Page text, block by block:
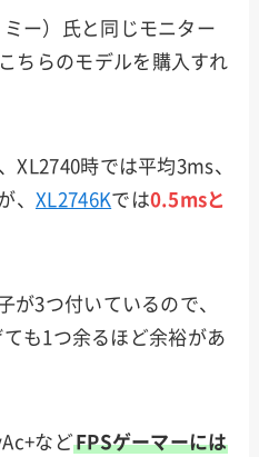
ー）氏と同じモニター
ちらのモデルを購入すれ
XL2740時では平均3ms、
、 XL2746Kでは0.5msと
が3つ付いているので、
も1つ余るほど余裕があ
などFPSゲーマーには